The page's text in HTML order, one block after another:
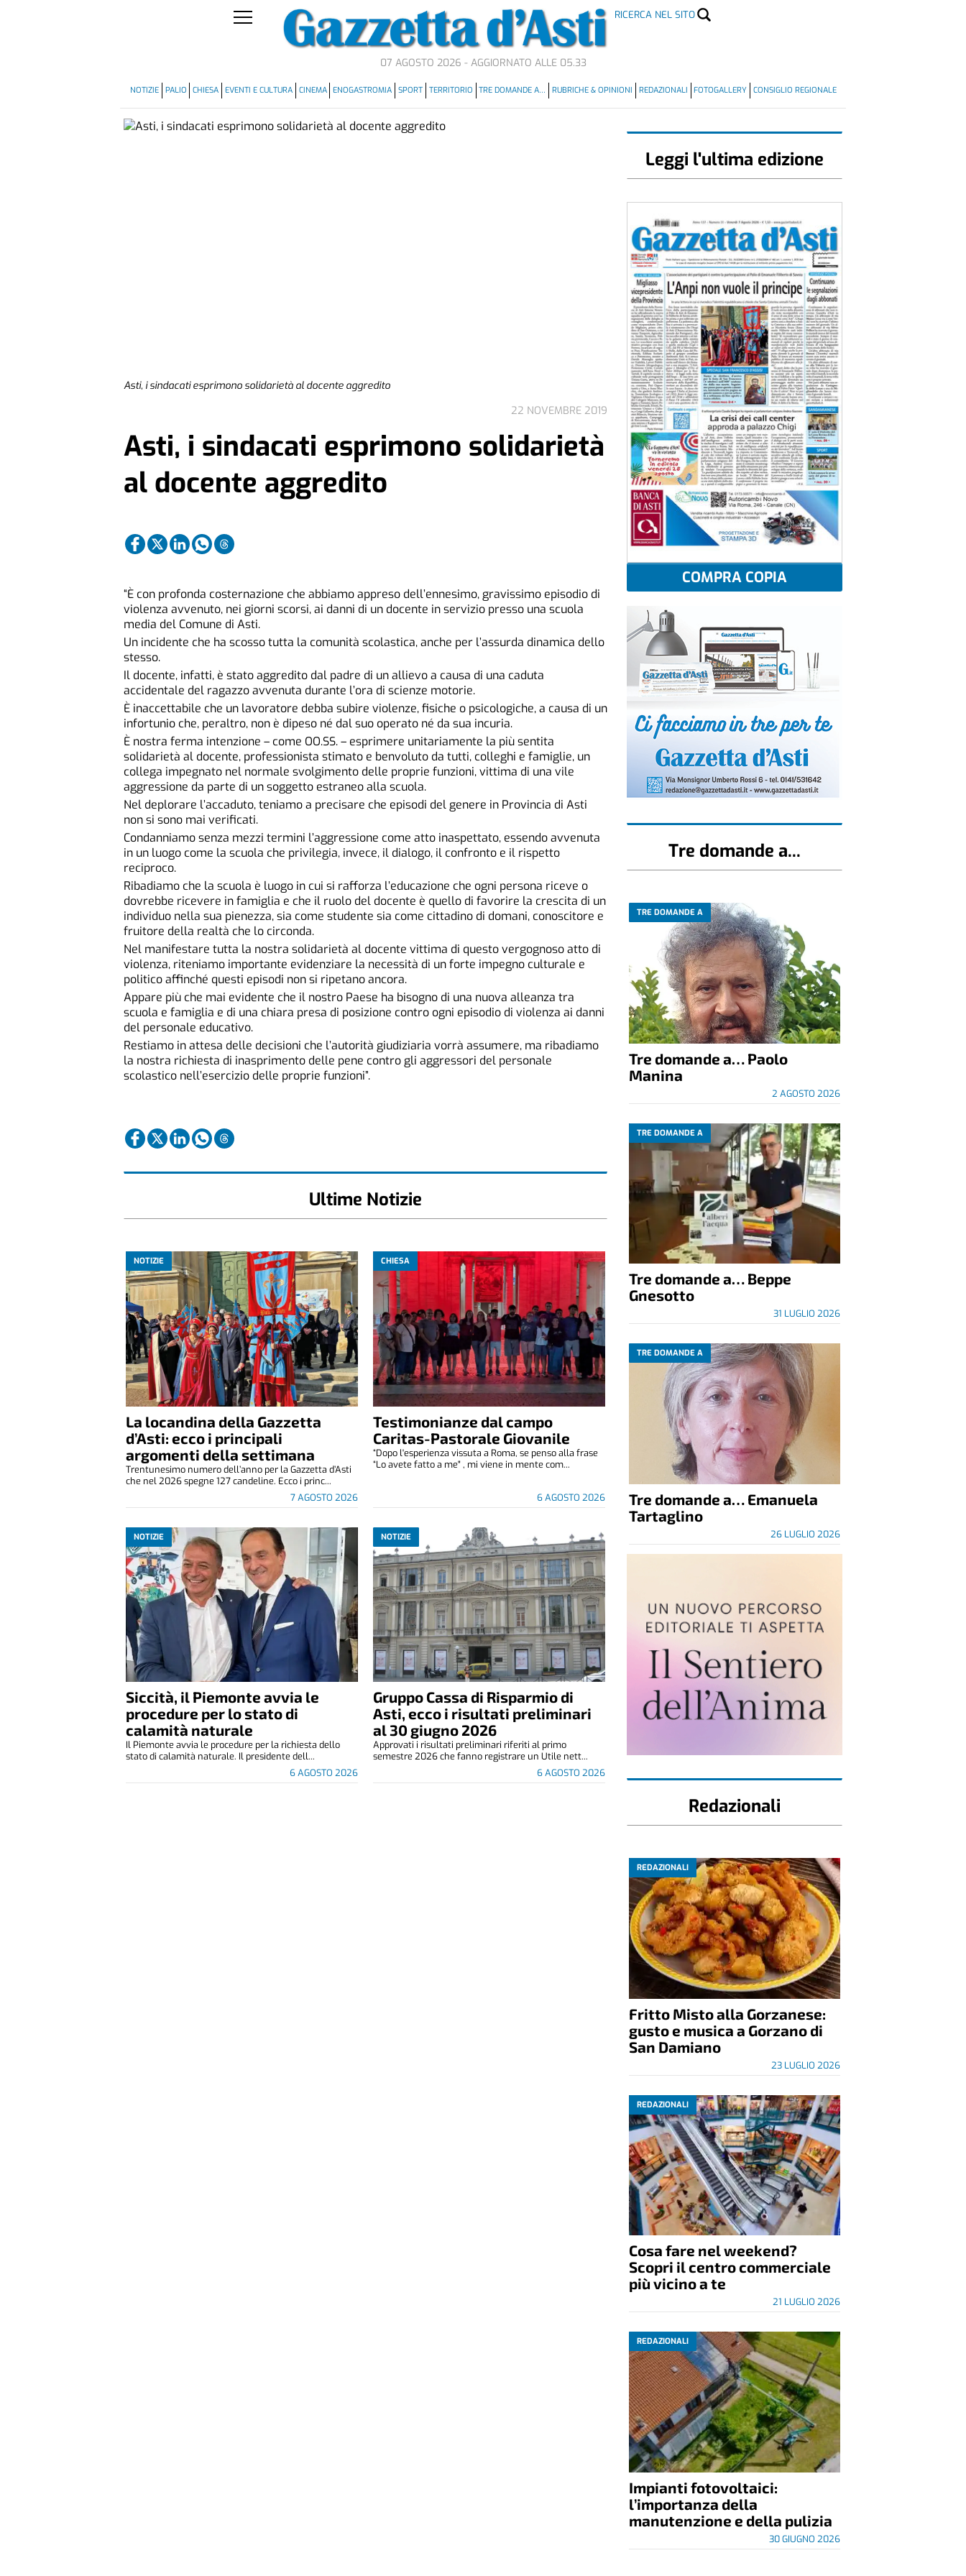
RICERCA NEL SITO
07 AGOSTO 2026 - AGGIORNATO ALLE 05.33
NOTIZIE PALIO CHIESA EVENTI E CULTURA CINEMA ENOGASTROMIA SPORT TERRITORIO TRE DOMANDE A… RUBRICHE & OPINIONI REDAZIONALI FOTOGALLERY CONSIGLIO REGIONALE
Asti, i sindacati esprimono solidarietà al docente aggredito
22 NOVEMBRE 2019
Asti, i sindacati esprimono solidarietà
al docente aggredito
“È con profonda costernazione che abbiamo appreso dell’ennesimo, gravissimo episodio di
violenza avvenuto, nei giorni scorsi, ai danni di un docente in servizio presso una scuola
media del Comune di Asti.
Un incidente che ha scosso tutta la comunità scolastica, anche per l’assurda dinamica dello
stesso.
Il docente, infatti, è stato aggredito dal padre di un allievo a causa di una caduta
accidentale del ragazzo avvenuta durante l’ora di scienze motorie.
È inaccettabile che un lavoratore debba subire violenze, fisiche o psicologiche, a causa di un
infortunio che, peraltro, non è dipeso né dal suo operato né da sua incuria.
È nostra ferma intenzione – come OO.SS. – esprimere unitariamente la più sentita
solidarietà al docente, professionista stimato e benvoluto da tutti, colleghi e famiglie, un
collega impegnato nel normale svolgimento delle proprie funzioni, vittima di una vile
aggressione da parte di un soggetto estraneo alla scuola.
Nel deplorare l’accaduto, teniamo a precisare che episodi del genere in Provincia di Asti
non si sono mai verificati.
Condanniamo senza mezzi termini l’aggressione come atto inaspettato, essendo avvenuta
in un luogo come la scuola che privilegia, invece, il dialogo, il confronto e il rispetto
reciproco.
Ribadiamo che la scuola è luogo in cui si rafforza l’educazione che ogni persona riceve o
dovrebbe ricevere in famiglia e che il ruolo del docente è quello di favorire la crescita di un
individuo nella sua pienezza, sia come studente sia come cittadino di domani, conoscitore e
fruitore della realtà che lo circonda.
Nel manifestare tutta la nostra solidarietà al docente vittima di questo vergognoso atto di
violenza, riteniamo importante evidenziare la necessità di un forte impegno culturale e
politico affinché questi episodi non si ripetano ancora.
Appare più che mai evidente che il nostro Paese ha bisogno di una nuova alleanza tra
scuola e famiglia e di una chiara presa di posizione contro ogni episodio di violenza ai danni
del personale educativo.
Restiamo in attesa delle decisioni che l’autorità giudiziaria vorrà assumere, ma ribadiamo
la nostra richiesta di inasprimento delle pene contro gli aggressori del personale
scolastico nell’esercizio delle proprie funzioni”.
Ultime Notizie
NOTIZIE
La locandina della Gazzetta
d’Asti: ecco i principali
argomenti della settimana
7 AGOSTO 2026
Trentunesimo numero dell’anno per la Gazzetta d’Asti
che nel 2026 spegne 127 candeline. Ecco i princ...
CHIESA
Testimonianze dal campo
Caritas-Pastorale Giovanile
6 AGOSTO 2026
“Dopo l'esperienza vissuta a Roma, se penso alla frase
“Lo avete fatto a me" , mi viene in mente com...
NOTIZIE
Siccità, il Piemonte avvia le
procedure per lo stato di
calamità naturale
6 AGOSTO 2026
Il Piemonte avvia le procedure per la richiesta dello
stato di calamità naturale. Il presidente dell...
NOTIZIE
Gruppo Cassa di Risparmio di
Asti, ecco i risultati preliminari
al 30 giugno 2026
6 AGOSTO 2026
Approvati i risultati preliminari riferiti al primo
semestre 2026 che fanno registrare un Utile nett...
Leggi l'ultima edizione
COMPRA COPIA
Tre domande a...
TRE DOMANDE A
Tre domande a… Paolo
Manina
2 AGOSTO 2026
TRE DOMANDE A
Tre domande a… Beppe
Gnesotto
31 LUGLIO 2026
TRE DOMANDE A
Tre domande a… Emanuela
Tartaglino
26 LUGLIO 2026
Redazionali
REDAZIONALI
Fritto Misto alla Gorzanese:
gusto e musica a Gorzano di
San Damiano
23 LUGLIO 2026
REDAZIONALI
Cosa fare nel weekend?
Scopri il centro commerciale
più vicino a te
21 LUGLIO 2026
REDAZIONALI
Impianti fotovoltaici:
l’importanza della
manutenzione e della pulizia
30 GIUGNO 2026